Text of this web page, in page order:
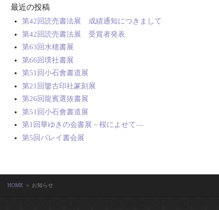
最近の投稿
第42回読売書法展 成績通知につきまして
第42回読売書法展 受賞者発表
第63回水穂書展
第66回璞社書展
第51回小石會書道展
第21回鑒古印社篆刻展
第26回龍賓選抜書展
第51回小石會書道展
第1回華ゆきの会書展－桜によせて―
第5回バレイ書会展
HOME ＞ お知らせ